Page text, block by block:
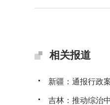
相关报道
新疆：通报行政
吉林：推动综治